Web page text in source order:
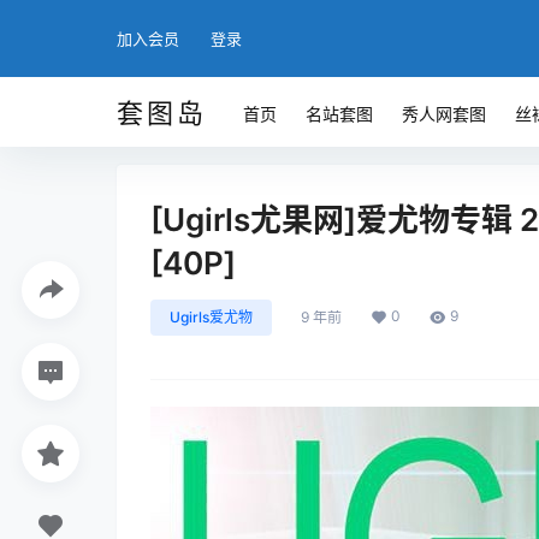
加入会员 登录
套图岛 首页 名站套图 秀人网套图 丝
[Ugirls尤果网]爱尤物专辑
[40P]
Ugirls爱尤物 9 年前 0 9